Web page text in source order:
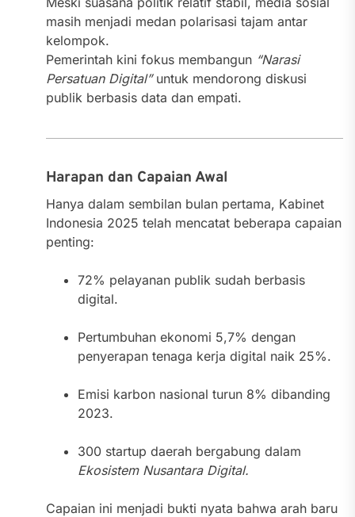
masih menjadi medan polarisasi tajam antar
kelompok.
Pemerintah kini fokus membangun “Narasi
Persatuan Digital”untuk mendorong diskusi
publik berbasis data dan empati.
Harapan dan Capaian Awal
Hanya dalam sembilan bulan pertama, Kabinet
Indonesia 2025 telah mencatat beberapa capaian
penting:
72% pelayanan publik sudah berbasis
digital.
Pertumbuhan ekonomi 5,7% dengan
penyerapan tenaga kerja digital naik 25%.
Emisi karbon nasional turun 8% dibanding
2023.
300 startup daerah bergabung dalam
Ekosistem Nusantara Digital.
Capaian ini menjadi bukti nyata bahwa arah baru